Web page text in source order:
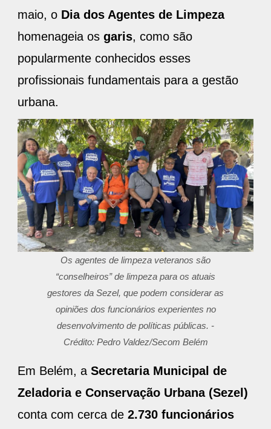
maio, o Dia dos Agentes de Limpeza
homenageia os garis, como são
popularmente conhecidos esses
profissionais fundamentais para a gestão
urbana.
Os agentes de limpeza veteranos são
“conselheiros” de limpeza para os atuais
gestores da Sezel, que podem considerar as
opiniões dos funcionários experientes no
desenvolvimento de políticas públicas. -
Crédito: Pedro Valdez/Secom Belém
Em Belém, a Secretaria Municipal de
Zeladoria e Conservação Urbana (Sezel)
conta com cerca de 2.730 funcionários